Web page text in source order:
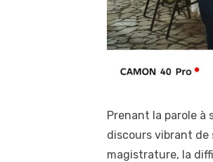
Prenant la parole à
discours vibrant de
magistrature, la